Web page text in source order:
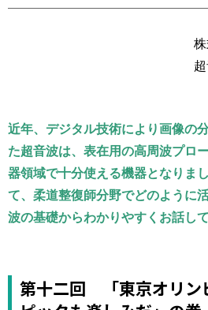
お
近年、デジタル技術により画像の
た超音波は、表在用の高周波プロ
器領域で十分使える機器となりま
て、柔道整復師分野でどのように
波の基礎からわかりやすくお話し
第十二回 「東京オリン